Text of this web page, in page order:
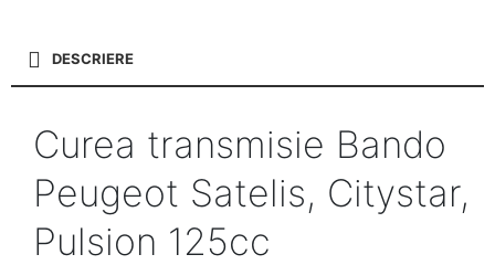
DESCRIERE
Curea transmisie Bando
Peugeot Satelis, Citystar,
Pulsion 125cc